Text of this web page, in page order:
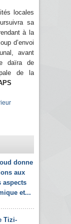
locales
sa
à la
d’envoi
avant
daïra de
de la
donne
aux
aspects
et...
Tizi-